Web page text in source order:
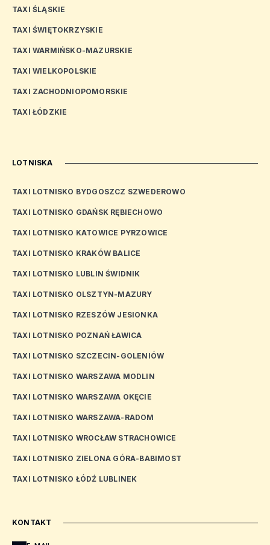
TAXI ŚLĄSKIE
TAXI ŚWIĘTOKRZYSKIE
TAXI WARMIŃSKO-MAZURSKIE
TAXI WIELKOPOLSKIE
TAXI ZACHODNIOPOMORSKIE
TAXI ŁÓDZKIE
LOTNISKA
TAXI LOTNISKO BYDGOSZCZ SZWEDEROWO
TAXI LOTNISKO GDAŃSK RĘBIECHOWO
TAXI LOTNISKO KATOWICE PYRZOWICE
TAXI LOTNISKO KRAKÓW BALICE
TAXI LOTNISKO LUBLIN ŚWIDNIK
TAXI LOTNISKO OLSZTYN-MAZURY
TAXI LOTNISKO RZESZÓW JESIONKA
TAXI LOTNISKO POZNAŃ ŁAWICA
TAXI LOTNISKO SZCZECIN-GOLENIÓW
TAXI LOTNISKO WARSZAWA MODLIN
TAXI LOTNISKO WARSZAWA OKĘCIE
TAXI LOTNISKO WARSZAWA-RADOM
TAXI LOTNISKO WROCŁAW STRACHOWICE
TAXI LOTNISKO ZIELONA GÓRA-BABIMOST
TAXI LOTNISKO ŁÓDŹ LUBLINEK
KONTAKT